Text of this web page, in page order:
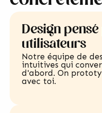
Design
utilisateurs
Notre équipe de
intuitives qui
d'abord. On
avec toi.